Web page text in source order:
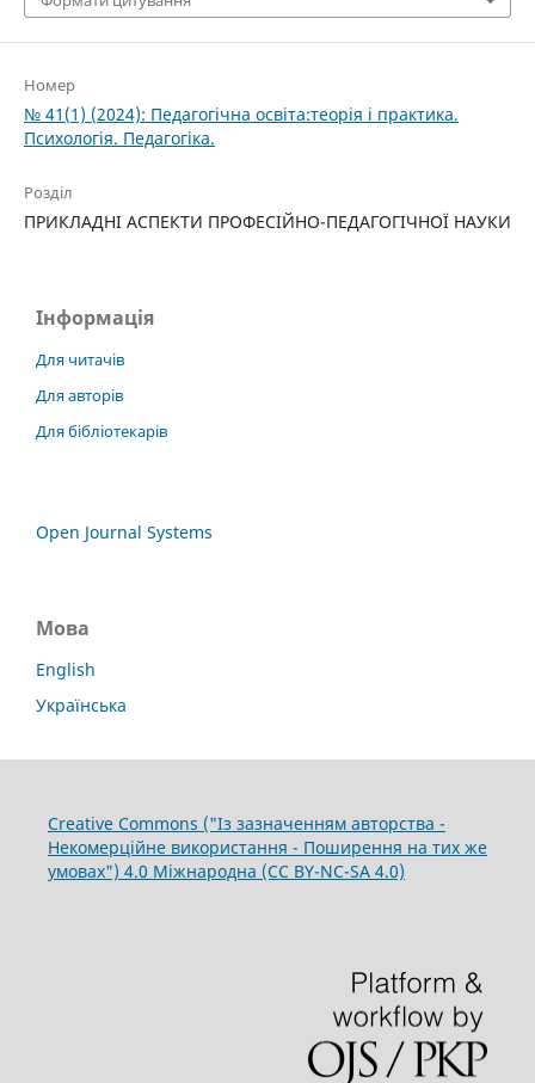
Номер
№ 41(1) (2024): Педагогічна освіта:теорія і практика.
Психологія. Педагогіка.
Розділ
ПРИКЛАДНІ АСПЕКТИ ПРОФЕСІЙНО-ПЕДАГОГІЧНОЇ НАУКИ
Інформація
Для читачів
Для авторів
Для бібліотекарів
Open Journal Systems
Мова
English
Українська
Creative Commons ("Із зазначенням авторства -
Некомерційне використання - Поширення на тих же
умовах") 4.0 Міжнародна (CC BY-NC-SA 4.0)